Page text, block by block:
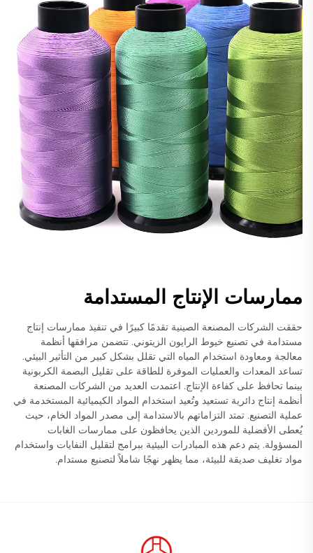
ممارسات الإنتاج المستدامة
حققت الشركات المصنعة الصينية تقدمًا كبيرًا في تنفيذ ممارسات إنتاج
مستدامة في تصنيع خيوط الرايون الزيتوني. تتضمن مرافقها أنظمة
معالجة ومعاودة استخدام المياه التي تقلل بشكل كبير من التأثير البيئي.
تساعد المعدات والعمليات الموفرة للطاقة على تقليل البصمة الكربونية
بينما تحافظ على كفاءة الإنتاج. اعتمدت العديد من الشركات المصنعة
أنظمة إنتاج دائرية تستعيد وتُعيد استخدام المواد الكيميائية المستخدمة في
عملية التصنيع. تمتد التزاماتهم بالاستدامة إلى مصدر المواد الخام، حيث
يُعطى الأفضلية للموردين الذين يحافظون على ممارسات الغابات
المسؤولة. يتم دعم هذه المبادرات البيئية ببرامج لتقليل النفايات واستخدام
مواد تغليف صديقة للبيئة، مما يظهر نهجًا شاملاً لتصنيع مستدام.